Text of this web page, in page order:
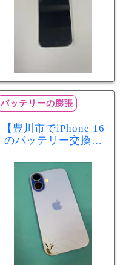
バッテリーの膨張
【豊川市でiPhone 16
のバッテリー交換な
少し膨張したバッテ
リーも当日90分で安
心修理！